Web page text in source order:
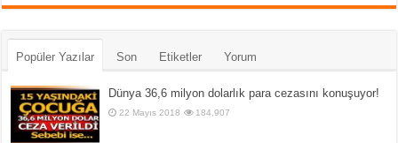
Popüler Yazılar Son Etiketler Yorum
Dünya 36,6 milyon dolarlık para cezasını konuşuyor!
22 Mayıs 2018 184,907